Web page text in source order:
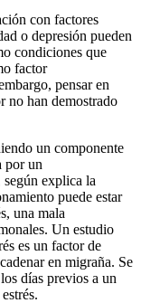
con factores
o depresión pueden
condiciones que
factor
pensar en
no han demostrado
un componente
por un
explica la
puede estar
una mala
Un estudio
es un factor de
en migraña. Se
días previos a un